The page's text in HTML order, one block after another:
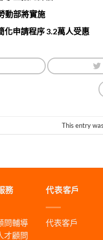
動部將實施
化申請程序 3.2萬人受惠
This entry
務
問輔導
才顧問
代表客戶
代表客戶